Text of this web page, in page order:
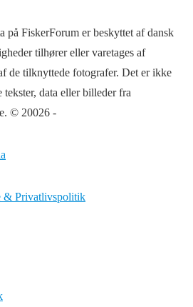
på FiskerForum er beskyttet af dansk
tilhører eller varetages af
de tilknyttede fotografer. Det er ikke
data eller billeder fra
© 20026 -
& Privatlivspolitik